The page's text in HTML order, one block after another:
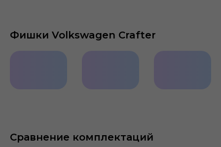
Фишки Volkswagen Crafter
Сравнение комплектаций